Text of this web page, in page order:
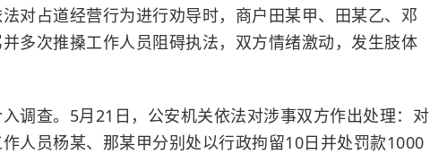
对占道经营行为进行劝导时，商户田某甲、田某乙、邓
多次推搡工作人员阻碍执法，双方情绪激动，发生肢体
调查。5月21日，公安机关依法对涉事双方作出处理：对
人员杨某、那某甲分别处以行政拘留10日并处罚款1000